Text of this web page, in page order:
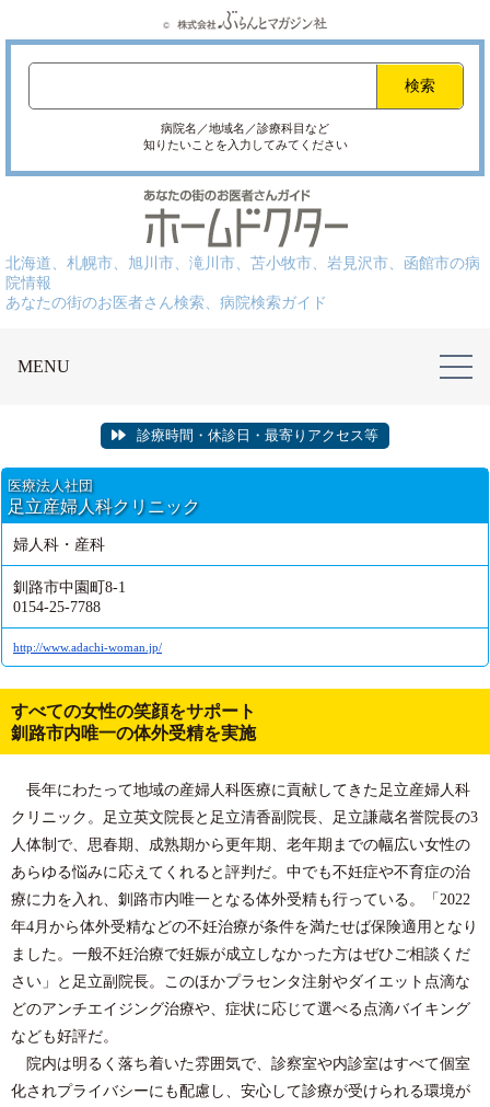
病院名／地域名／診療科目など
知りたいことを入力してみてください
北海道、札幌市、旭川市、滝川市、苫小牧市、岩見沢市、函館市の病
院情報
あなたの街のお医者さん検索、病院検索ガイド
MENU
診療時間・休診日・最寄りアクセス等
医療法人社団
足立産婦人科クリニック
婦人科・産科
釧路市中園町8-1
0154-25-7788
http://www.adachi-woman.jp/
すべての女性の笑顔をサポート
釧路市内唯一の体外受精を実施
長年にわたって地域の産婦人科医療に貢献してきた足立産婦人科
クリニック。足立英文院長と足立清香副院長、足立謙蔵名誉院長の3
人体制で、思春期、成熟期から更年期、老年期までの幅広い女性の
あらゆる悩みに応えてくれると評判だ。中でも不妊症や不育症の治
療に力を入れ、釧路市内唯一となる体外受精も行っている。「2022
年4月から体外受精などの不妊治療が条件を満たせば保険適用となり
ました。一般不妊治療で妊娠が成立しなかった方はぜひご相談くだ
さい」と足立副院長。このほかプラセンタ注射やダイエット点滴な
どのアンチエイジング治療や、症状に応じて選べる点滴バイキング
なども好評だ。
院内は明るく落ち着いた雰囲気で、診察室や内診室はすべて個室
化されプライバシーにも配慮し、安心して診療が受けられる環境が